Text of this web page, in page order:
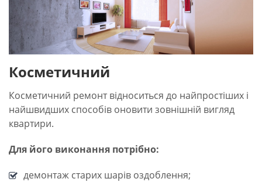
Косметичний
Косметичний ремонт відноситься до найпростіших і
найшвидших способів оновити зовнішній вигляд
квартири.
Для його виконання потрібно:
демонтаж старих шарів оздоблення;